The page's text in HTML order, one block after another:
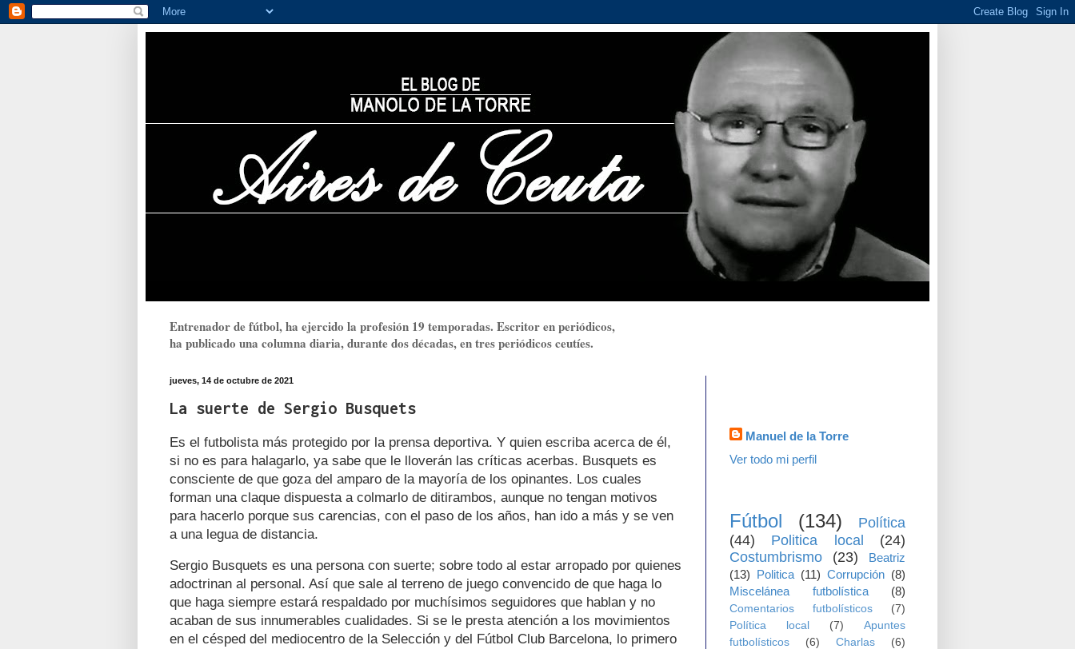
Entrenador de fútbol, ha ejercido la profesión 19 temporadas. Escritor en periódicos,
ha publicado una columna diaria, durante dos décadas, en tres periódicos ceutíes.
jueves, 14 de octubre de 2021
La suerte de Sergio Busquets
Es el futbolista más protegido por la prensa deportiva. Y quien escriba acerca de él,
si no es para halagarlo, ya sabe que le lloverán las críticas acerbas. Busquets es
consciente de que goza del amparo de la mayoría de los opinantes. Los cuales
forman una claque dispuesta a colmarlo de ditirambos, aunque no tengan motivos
para hacerlo porque sus carencias, con el paso de los años, han ido a más y se ven
a una legua de distancia.
Sergio Busquets es una persona con suerte; sobre todo al estar arropado por quienes
adoctrinan al personal. Así que sale al terreno de juego convencido de que haga lo
que haga siempre estará respaldado por muchísimos seguidores que hablan y no
acaban de sus innumerables cualidades. Si se le presta atención a los movimientos
en el césped del mediocentro de la Selección y del Fútbol Club Barcelona, lo primero
Manuel de la Torre
Ver todo mi perfil
Fútbol (134)
Política
(44)
Politica local
(24)
Costumbrismo
(23)
Beatriz
(13) Politica (11) Corrupción (8)
Miscelánea futbolística
(8)
Comentarios futbolísticos
(7)
Política local
(7)
Apuntes
futbolísticos
(6) Charlas
(6)